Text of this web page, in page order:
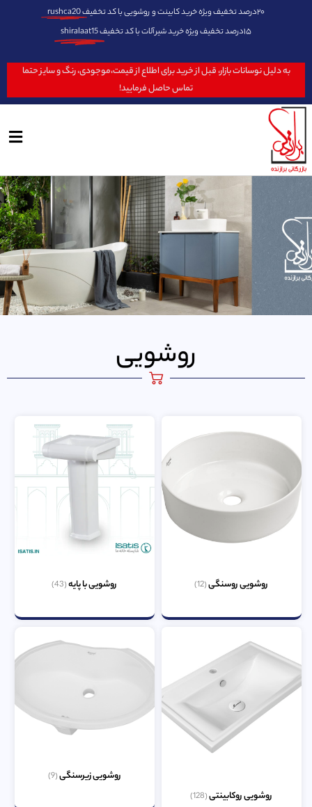
۲۰درصد تخفیف ویژه خرید کابینت و روشویی با کد تخفیف
rushca20
۱۵درصد تخفیف ویژه خرید شیرآلات با کد تخفیف
shiralaat15
به دلیل نوسانات بازار، قبل از خرید برای اطلاع از قیمت،موجودی، رنگ و سایز حتما
تماس حاصل فرمایید!
روشویی
روشویی روسنگی(12) روشویی با پایه(43)
روشویی روکابینتی(128)
روشویی زیرسنگی(9)